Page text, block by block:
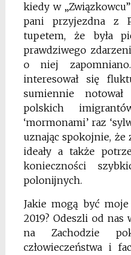
kiedy w „Związkowcu”
pani przyjezdna z
tupetem, że była
prawdziwego
o niej
interesował się
sumiennie
polskich
‘mormonami’ raz
uznając spokojnie,
ideały a także
konieczności
polonijnych.
Jakie mogą być
2019? Odeszli od
na Zachodzie
człowieczeństwa i